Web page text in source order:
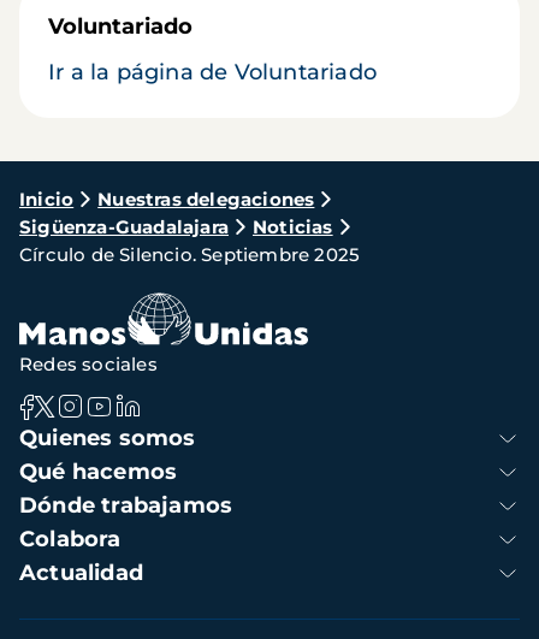
Voluntariado
Ir a la página de Voluntariado
Ruta
de
navegación
Inicio
Nuestras delegaciones
Sigüenza-Guadalajara
Noticias
Círculo de Silencio. Septiembre 2025
Navegación
principal
Quienes somos
Qué hacemos
Dónde trabajamos
Colabora
Actualidad
Redes sociales